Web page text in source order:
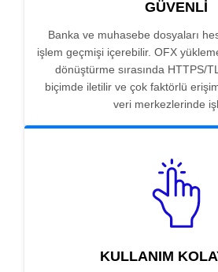
GÜVENLI
Banka ve muhasebe dosyaları
işlem geçmişi içerebilir. OFX
dönüştürme sırasında HTTPS/
biçimde iletilir ve çok faktörlü
veri merkezlerinde
KULLANIM